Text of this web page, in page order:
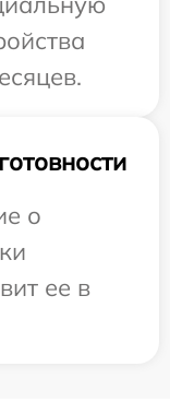
о
ее в